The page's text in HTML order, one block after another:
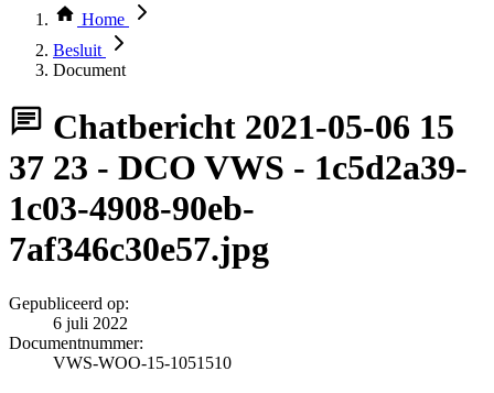
Thema COVID-19
Bekijk per bestuursorgaan
Home
Besluit
Document
Chatbericht 2021-05-06 15
37 23 - DCO VWS - 1c5d2a39-
1c03-4908-90eb-
7af346c30e57.jpg
Gepubliceerd op:
6 juli 2022
Documentnummer:
VWS-WOO-15-1051510